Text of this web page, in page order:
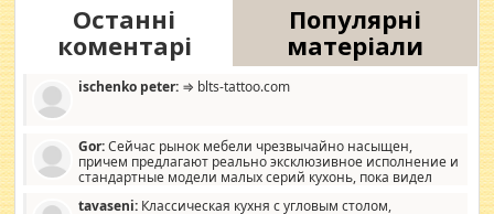
Останні
коментарі
Популярні
матеріали
ischenko peter: ⇒ blts-tattoo.com
Gor:Сейчас рынок мебели чрезвычайно насыщен,
причем предлагают реально эксклюзивное исполнение и
стандартные модели малых серий кухонь, пока видел
стандартные формы, в MebelOk, креативненько и что главное -
tavaseni: Классическая кухня с угловым столом,